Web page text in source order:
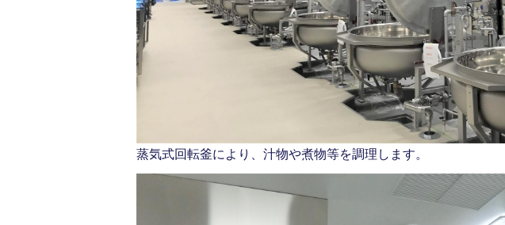
蒸気式回転釜により、汁物や煮物等を調理します。